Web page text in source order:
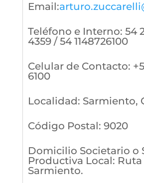
Email:
Teléfono e Interno: 54
4359 / 54 1148726100
Celular de Contacto:
6100
Localidad: Sarmiento,
Código Postal: 9020
Domicilio Societario o
Productiva Local: Ruta
Sarmiento.